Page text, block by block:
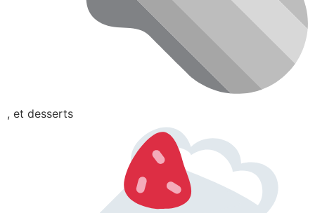
, et desserts